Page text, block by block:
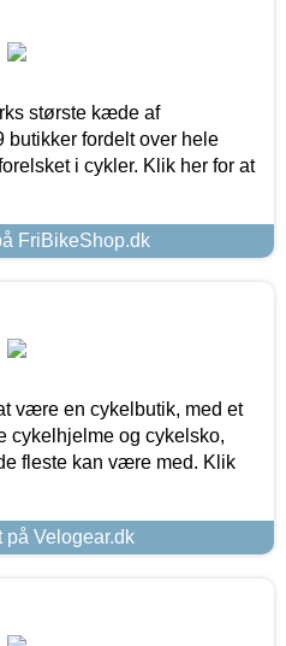
største kæde af
butikker fordelt over hele
i cykler. Klik her for at
FriBikeShop.dk
være en cykelbutik, med et
cykelhjelme og cykelsko,
fleste kan være med. Klik
på Velogear.dk